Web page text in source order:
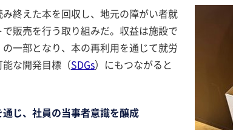
み終えた本を回収し、地元の障がい者就
販売を行う取り組みだ。収益は施設で
一部となり、本の再利用を通じて就労
な開発目標（SDGs）にもつながると
じ、社員の当事者意識を醸成